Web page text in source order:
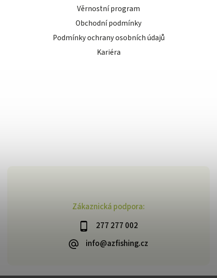
Zákaznická podpora:
277 277 002
info@azfishing.cz
Věrnostní program
Obchodní podmínky
Podmínky ochrany osobních údajů
Kariéra